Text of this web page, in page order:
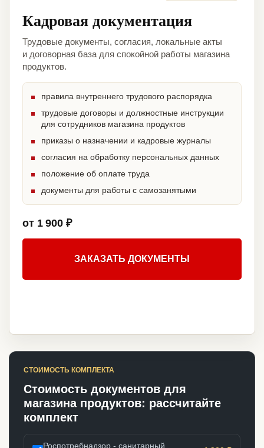
Кадровая документация
Трудовые документы, согласия, локальные акты
и договорная база для спокойной работы магазина
продуктов.
правила внутреннего трудового распорядка
трудовые договоры и должностные инструкции
для сотрудников магазина продуктов
приказы о назначении и кадровые журналы
согласия на обработку персональных данных
положение об оплате труда
документы для работы с самозанятыми
от 1 900 ₽
ЗАКАЗАТЬ ДОКУМЕНТЫ
СТОИМОСТЬ КОМПЛЕКТА
Стоимость документов для
магазина продуктов: рассчитайте
комплект
Роспотребнадзор - санитарный